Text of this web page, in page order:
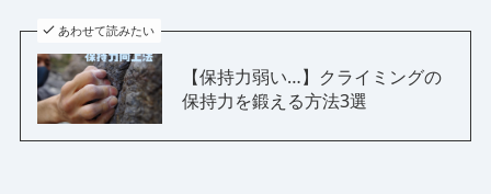
あわせて読みたい
【保持力弱い…】クライミングの
保持力を鍛える方法3選